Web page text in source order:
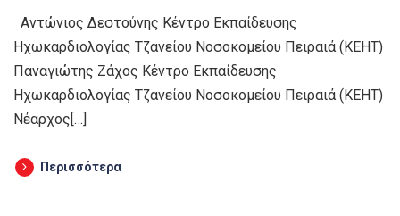
Αντώνιος Δεστούνης Κέντρο Εκπαίδευσης
Ηχωκαρδιολογίας Τζανείου Νοσοκομείου Πειραιά (ΚΕΗΤ)
Παναγιώτης Ζάχος Κέντρο Εκπαίδευσης
Ηχωκαρδιολογίας Τζανείου Νοσοκομείου Πειραιά (ΚΕΗΤ)
Νέαρχος[…]
Περισσότερα